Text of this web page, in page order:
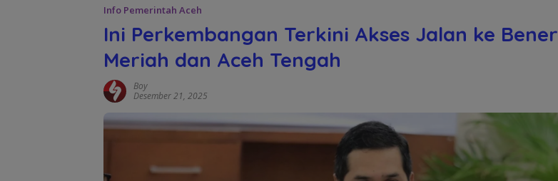
Info Pemerintah Aceh
Ini Perkembangan Terkini Akses Jalan ke Bener
Meriah dan Aceh Tengah
Boy
Desember 21, 2025